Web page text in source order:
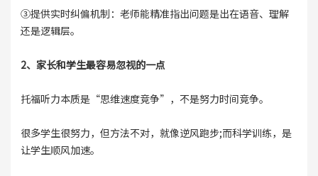
③提供实时纠偏机制：老师能精准指出问题是出在语音、理解
还是逻辑层。
2、家长和学生最容易忽视的一点
托福听力本质是“思维速度竞争”，不是努力时间竞争。
很多学生很努力，但方法不对，就像逆风跑步;而科学训练，是
让学生顺风加速。